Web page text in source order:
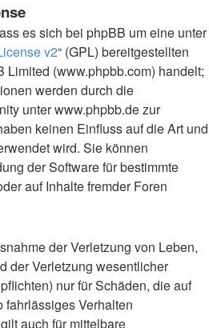
es sich bei phpBB um eine unter
v2“ (GPL) bereitgestellten
Limited (www.phpbb.com) handelt;
werden durch die
unter www.phpbb.de zur
keinen Einfluss auf die Art und
wird. Sie können
der Software für bestimmte
auf Inhalte fremder Foren
der Verletzung von Leben,
der Verletzung wesentlicher
nur für Schäden, die auf
fahrlässiges Verhalten
auch für mittelbare